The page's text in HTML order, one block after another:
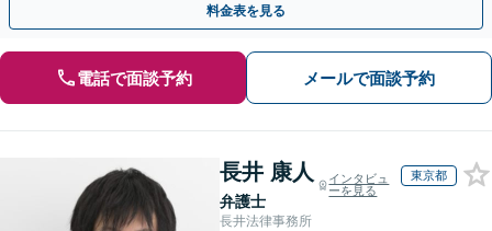
料金表を見る
電話で面談予約 メールで面談予約
長井 康人
弁護士
インタビュ
ーを見る
東京都
長井法律事務所